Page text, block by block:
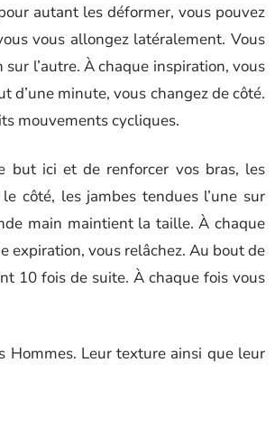
autant les déformer, vous pouvez
vous allongez latéralement. Vous
l’autre. À chaque inspiration, vous
d’une minute, vous changez de côté.
mouvements cycliques.
but ici et de renforcer vos bras, les
côté, les jambes tendues l’une sur
main maintient la taille. À chaque
expiration, vous relâchez. Au bout de
10 fois de suite. À chaque fois vous
Hommes. Leur texture ainsi que leur